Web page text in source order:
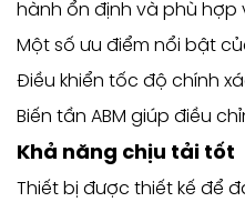
hành ổn định và phù hợp
Một số ưu điểm nổi bật
Điều khiển tốc độ chính
Biến tần ABM giúp điều
Khả năng chịu tải tốt
Thiết bị được thiết kế để